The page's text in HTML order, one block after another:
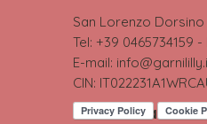
San Lorenzo
Tel: +39 0465734159
E-mail:
CIN:
Iscriviti alla